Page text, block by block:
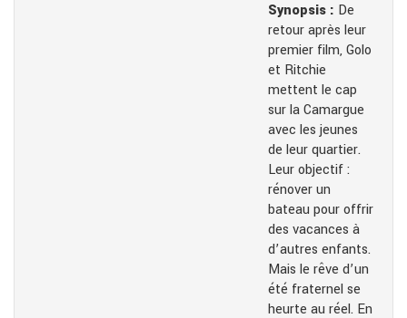
Synopsis : De
retour après leur
premier film, Golo
et Ritchie
mettent le cap
sur la Camargue
avec les jeunes
de leur quartier.
Leur objectif :
rénover un
bateau pour offrir
des vacances à
d’autres enfants.
Mais le rêve d’un
été fraternel se
heurte au réel. En